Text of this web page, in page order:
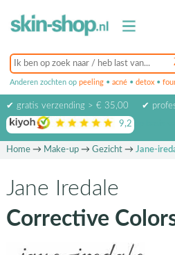
Anderen zochten op peeling • acné • detox •
✔ gratis verzending > € 35,00 ✔
9,2 op basis
Home→ Make-up→ Gezicht→ Jane-
Jane Iredale
Corrective